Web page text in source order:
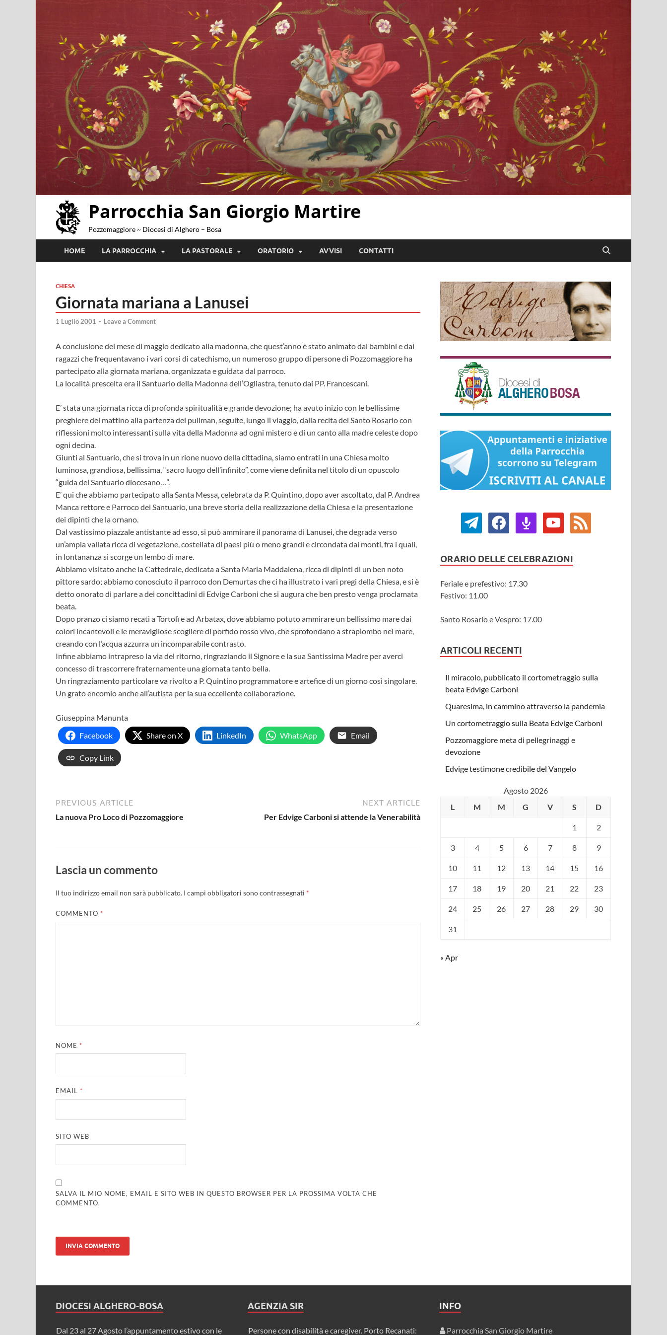
Parrocchia San Giorgio Martire
Pozzomaggiore ~ Diocesi di Alghero – Bosa
HOME LA PARROCCHIA LA PASTORALE ORATORIO AVVISI CONTATTI
CHIESA
Giornata mariana a Lanusei
1 Luglio 2001 - Leave a Comment
A conclusione del mese di maggio dedicato alla madonna, che quest’anno è stato animato dai bambini e dai
ragazzi che frequentavano i vari corsi di catechismo, un numeroso gruppo di persone di Pozzomaggiore ha
partecipato alla giornata mariana, organizzata e guidata dal parroco.
La località prescelta era il Santuario della Madonna dell’Ogliastra, tenuto dai PP. Francescani.
E’ stata una giornata ricca di profonda spiritualità e grande devozione; ha avuto inizio con le bellissime
preghiere del mattino alla partenza del pullman, seguite, lungo il viaggio, dalla recita del Santo Rosario con
riflessioni molto interessanti sulla vita della Madonna ad ogni mistero e di un canto alla madre celeste dopo
ogni decina.
Giunti al Santuario, che si trova in un rione nuovo della cittadina, siamo entrati in una Chiesa molto
luminosa, grandiosa, bellissima, “sacro luogo dell’infinito”, come viene definita nel titolo di un opuscolo
“guida del Santuario diocesano…”.
E’ qui che abbiamo partecipato alla Santa Messa, celebrata da P. Quintino, dopo aver ascoltato, dal P. Andrea
Manca rettore e Parroco del Santuario, una breve storia della realizzazione della Chiesa e la presentazione
dei dipinti che la ornano.
Dal vastissimo piazzale antistante ad esso, si può ammirare il panorama di Lanusei, che degrada verso
un’ampia vallata ricca di vegetazione, costellata di paesi più o meno grandi e circondata dai monti, fra i quali,
in lontananza si scorge un lembo di mare.
Abbiamo visitato anche la Cattedrale, dedicata a Santa Maria Maddalena, ricca di dipinti di un ben noto
pittore sardo; abbiamo conosciuto il parroco don Demurtas che ci ha illustrato i vari pregi della Chiesa, e si è
detto onorato di parlare a dei concittadini di Edvige Carboni che si augura che ben presto venga proclamata
beata.
Dopo pranzo ci siamo recati a Tortolì e ad Arbatax, dove abbiamo potuto ammirare un bellissimo mare dai
colori incantevoli e le meravigliose scogliere di porfido rosso vivo, che sprofondano a strapiombo nel mare,
creando con l’acqua azzurra un incomparabile contrasto.
Infine abbiamo intrapreso la via del ritorno, ringraziando il Signore e la sua Santissima Madre per averci
concesso di trascorrere fraternamente una giornata tanto bella.
Un ringraziamento particolare va rivolto a P. Quintino programmatore e artefice di un giorno così singolare.
Un grato encomio anche all’autista per la sua eccellente collaborazione.
Giuseppina Manunta
Facebook
Share on X LinkedIn WhatsApp Email
Copy Link
PREVIOUS ARTICLE
La nuova Pro Loco di Pozzomaggiore
NEXT ARTICLE
Per Edvige Carboni si attende la Venerabilità
Lascia un commento
Il tuo indirizzo email non sarà pubblicato. I campi obbligatori sono contrassegnati *
COMMENTO *
NOME *
EMAIL *
SITO WEB
SALVA IL MIO NOME, EMAIL E SITO WEB IN QUESTO BROWSER PER LA PROSSIMA VOLTA CHE
COMMENTO.
ORARIO DELLE CELEBRAZIONI
Feriale e prefestivo: 17.30
Festivo: 11.00
Santo Rosario e Vespro: 17.00
ARTICOLI RECENTI
Il miracolo, pubblicato il cortometraggio sulla
beata Edvige Carboni
Quaresima, in cammino attraverso la pandemia
Un cortometraggio sulla Beata Edvige Carboni
Pozzomaggiore meta di pellegrinaggi e
devozione
Edvige testimone credibile del Vangelo
Agosto 2026
L
M M G V S D
1 2
3 4 5 6 7 8 9
10 11 12 13 14 15 16
17 18 19 20 21 22 23
24 25 26 27 28 29 30
31
« Apr
DIOCESI ALGHERO-BOSA
Dal 23 al 27 Agosto l’appuntamento estivo con le
AGENZIA SIR
Persone con disabilità e caregiver. Porto Recanati:
INFO
Parrocchia San Giorgio Martire